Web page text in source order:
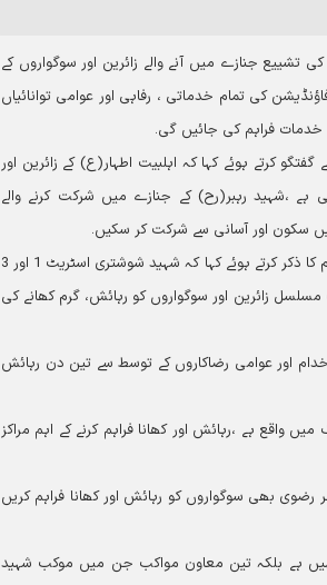
جنازے میں آنے والے زائرین اور سوگواروں کے
کی تمام خدماتی ، رفاہی اور عوامی توانائیاں
خدمات فراہم کی جائیں گی۔
کرتے ہوئے کہا کہ اہلبیت اطہار(ع) کے زائرین اور
،شہید رہبر(رح) کے جنازے میں شرکت کرنے والے
سکون اور آسانی سے شرکت کر سکیں۔
انہوں نے مشہد مقدس کے مختلف مقامات پر کرامت رضوی فاؤنڈیشن کے مرکزی موکبوں کے قیام کا ذکر کرتے ہوئے کہا کہ شہید شوشتری اسٹریٹ 1 اور 3
زائرین اور سوگواروں کو رہائش، گرم کھانے کی
اور عوامی رضاکاروں کے توسط سے تین دن رہائش
واقع ہے ،رہائش اور کھانا فراہم کرنے کے اہم مراکز
پر واقع زائر شہر رضوی بھی سوگواروں کو رہائش اور کھانا فراہم کریں
ہے بلکہ تین معاون مواکب جن میں موکب شہید